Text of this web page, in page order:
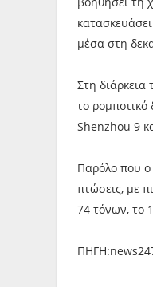
μέσα στη
Στη διάρκεια
το
Shenzhou 9
Παρόλο που ο
πτώσεις, με
74 τόνων, το